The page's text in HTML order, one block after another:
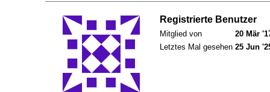
Registrierte Benutzer
Mitglied von
20 Mär
Letztes Mal gesehen 25 Jun